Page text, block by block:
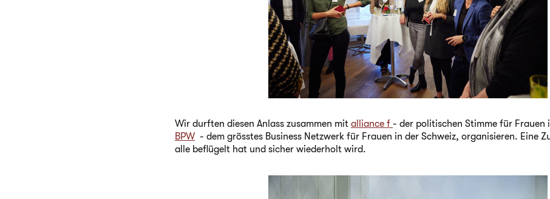
Wir durften diesen Anlass zusammen mit alliance f - der politischen Stimme für Frauen
BPW- dem grösstes Business Netzwerk für Frauen in der Schweiz, organisieren. Eine
alle beflügelt hat und sicher wiederholt wird.